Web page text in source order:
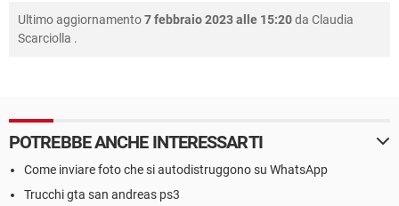
Ultimo aggiornamento7 febbraio 2023 alle 15:20da Claudia
Scarciolla .
POTREBBE ANCHE INTERESSARTI
Come inviare foto che si autodistruggono su WhatsApp
Trucchi gta san andreas ps3